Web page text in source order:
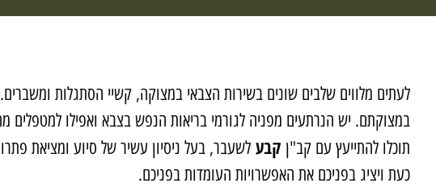
לעתים מלווים שלבים שונים בשירות הצבאי במצוקה, קשיי הסתגלות
במצוקתם. יש הנרתעים מפניה לגורמי בריאות הנפש בצבא ואפילו למטפלים
תוכלו להתייעץ עם קב"ן קבע לשעבר, בעל ניסיון עשיר של סיוע ומציאת
כעת ויציג בפניכם את האפשרויות העומדות בפניכם.